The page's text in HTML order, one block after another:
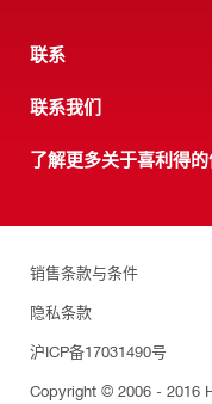
联系
联系我们
了解更多关于喜利得的
销售条款与条件
隐私条款
沪ICP备17031490号
Copyright © 2006 - 2016